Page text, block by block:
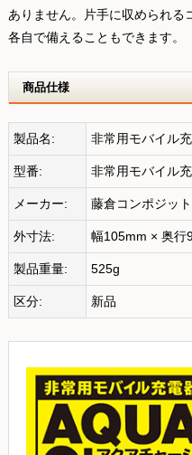
ありません。片手に収められる
各自で備えることもできます。
商品仕様
製品名: 非常用モバイル
型番: 非常用モバイル
メーカー: 藤倉コンポジッ
外寸法: 幅105mm × 奥行
製品重量: 525g
区分: 新品